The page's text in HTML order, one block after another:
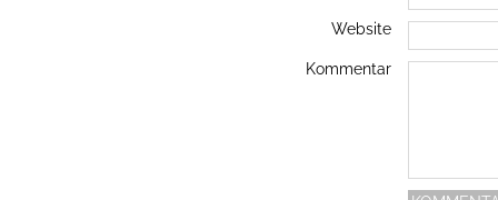
Website
Kommentar